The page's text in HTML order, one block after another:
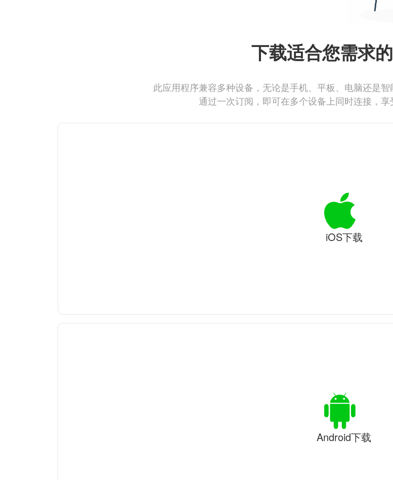
下载适合您需求
此应用程序兼容多种设备，无论是手机、平板、电脑还是智
通过一次订阅，即可在多个设备上同时连接，享
iOS下载
Android下载